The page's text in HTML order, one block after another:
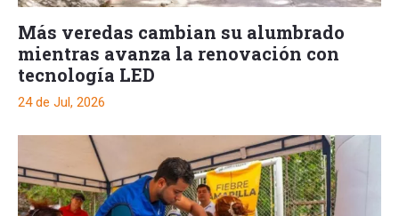
Más veredas cambian su alumbrado
mientras avanza la renovación con
tecnología LED
24 de Jul, 2026